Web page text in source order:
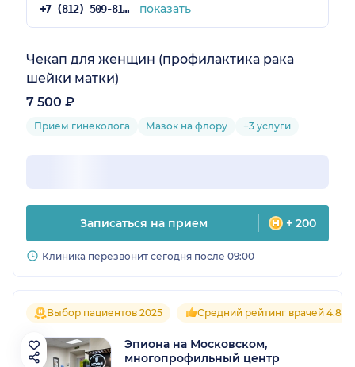
+7 (812) 509-81-98 показать
Чекап для женщин (профилактика рака
шейки матки)
7 500 ₽
Прием гинеколога Мазок на флору +3 услуги
Записаться на прием + 200
Клиника перезвонит сегодня после 09:00
Выбор пациентов 2025 Средний рейтинг врачей 4.8
Эпиона на Московском,
многопрофильный центр